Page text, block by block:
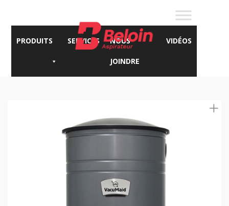
PRODUITS SERVICES NOUS
JOINDRE
VIDÉOS